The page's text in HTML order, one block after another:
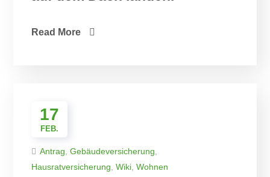
Read More
17
FEB.
Antrag ,Gebäudeversicherung
Hausratversicherung ,Wiki ,Wohnen